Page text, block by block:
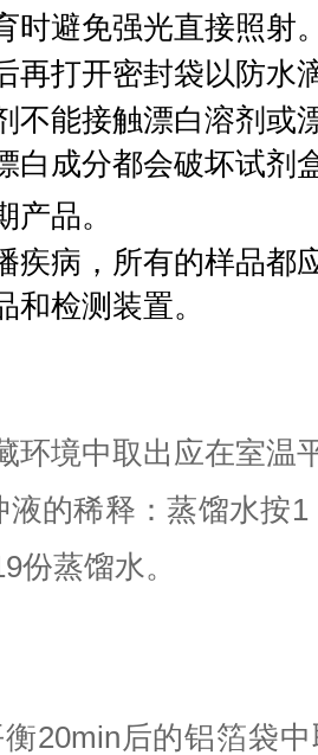
时避免强光直接照射
再打开密封袋以防水
不能接触漂白溶剂或
白成分都会破坏试剂
产品。
疾病，所有的样品都
和检测装置。
环境中取出应在室温
液的稀释：蒸馏水按
份蒸馏水。
20min后的铝箔袋